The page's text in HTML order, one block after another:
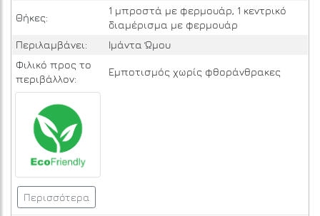
Θήκες:
1 μπροστά με φερμουάρ, 1 κεντρικό
διαμέρισμα με φερμουάρ
Περιλαμβάνει:
Ιμάντα Ώμου
Φιλικό προς το
περιβάλλον:
Εμποτισμός χωρίς φθοράνθρακες
Περισσότερα